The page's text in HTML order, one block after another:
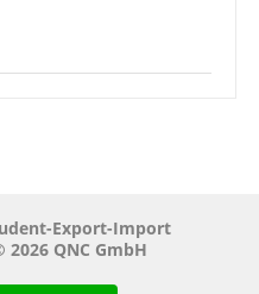
Export-Import
QNC GmbH